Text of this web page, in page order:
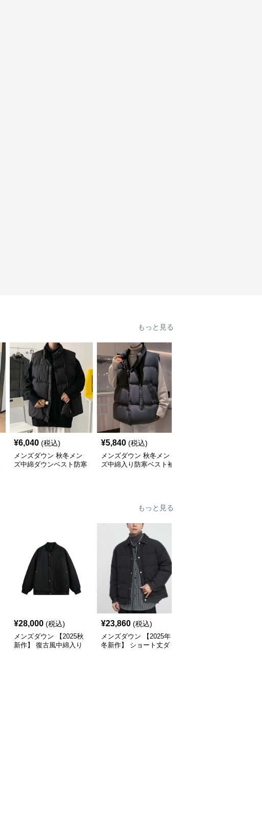
もっと見る
¥6,040 (税込)
メンズダウン 秋冬メン
ズ中綿ダウンベスト防寒
¥5,840 (税込)
メンズダウン 秋冬メン
ズ中綿入り防寒ベスト袖
もっと見る
¥28,000 (税込)
メンズダウン 【2025秋
新作】 復古風中綿入り
¥23,860 (税込)
メンズダウン 【2025年
冬新作】 ショート丈ダ